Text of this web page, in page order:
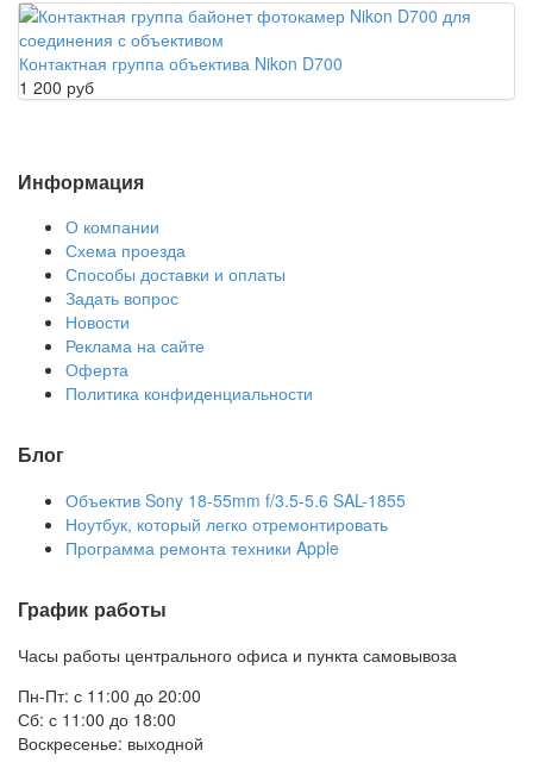
Контактная группа объектива Nikon D700
1 200 руб
Информация
О компании
Схема проезда
Способы доставки и оплаты
Задать вопрос
Новости
Реклама на сайте
Оферта
Политика конфиденциальности
Блог
Объектив Sony 18-55mm f/3.5-5.6 SAL-1855
Ноутбук, который легко отремонтировать
Программа ремонта техники Apple
График работы
Часы работы центрального офиса и пункта самовывоза
Пн-Пт: с 11:00 до 20:00
Сб: с 11:00 до 18:00
Воскресенье: выходной